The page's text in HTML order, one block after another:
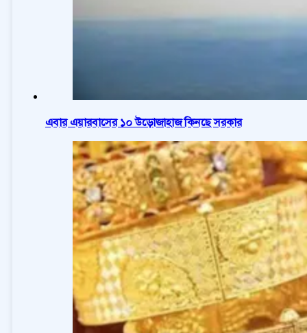
এবার এয়ারবাসের ১০ উড়োজাহাজ কিনছে সরকার